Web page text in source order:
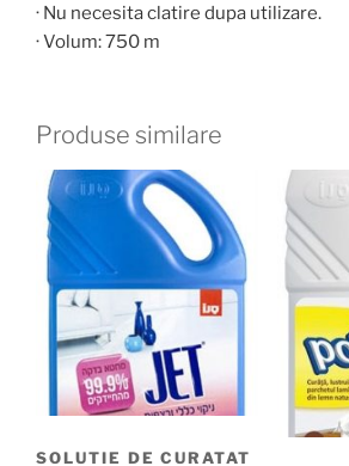
· Nu necesita clatire dupa utilizare.
· Volum: 750 m
Produse similare
SOLUTIE DE CURATAT